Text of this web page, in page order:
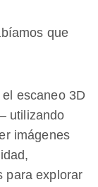
que
escaneo 3D
utilizando
imágenes
para explorar